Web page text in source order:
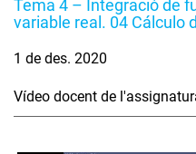
Tema 4 – Integració de
variable real. 04 Cálculo
1 de des. 2020
Vídeo docent de